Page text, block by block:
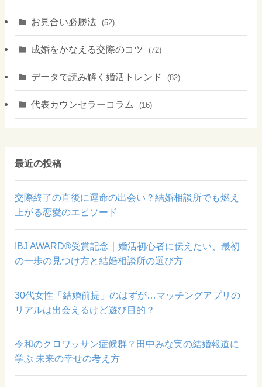
お見合い必勝法 (52)
成婚をかなえる交際のコツ (72)
データで読み解く婚活トレンド (82)
代表カウンセラーコラム (16)
最近の投稿
交際終了の直後に運命の出会い？結婚相談所でも燃え
上がる恋愛のエピソード
IBJ AWARD®受賞記念｜婚活初心者に伝えたい、最初
の一歩の見つけ方と結婚相談所の選び方
30代女性「結婚前提」のはずが…マッチングアプリの
リアルは出会えるけど遊び目的？
令和のクロワッサン症候群？田中みな実の結婚報道に
学ぶ 未来の幸せの考え方